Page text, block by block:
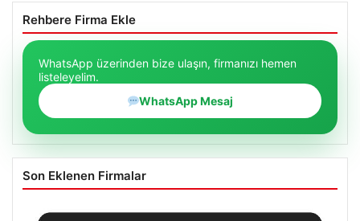
Rehbere Firma Ekle
WhatsApp üzerinden bize ulaşın, firmanızı hemen
listeleyelim.
WhatsApp Mesaj
Son Eklenen Firmalar